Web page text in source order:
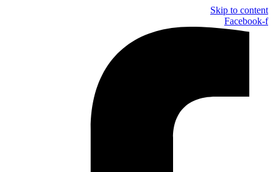
Skip to content
Facebook-f